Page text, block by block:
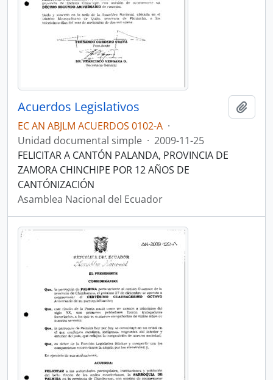
Acuerdos Legislativos
EC AN ABJLM ACUERDOS 0102-A ·
Unidad documental simple · 2009-11-25
FELICITAR A CANTÓN PALANDA, PROVINCIA DE
ZAMORA CHINCHIPE POR 12 AÑOS DE
CANTÓNIZACIÓN
Asamblea Nacional del Ecuador